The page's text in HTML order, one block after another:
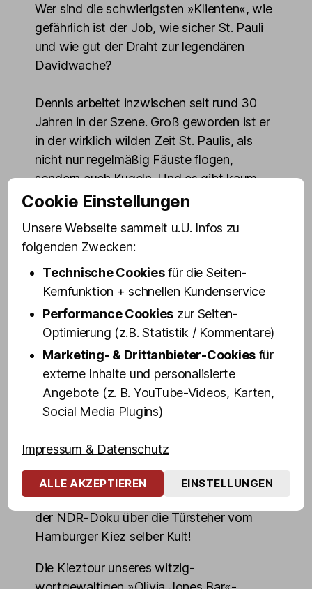
Wer sind die schwierigsten »Klienten«, wie
gefährlich ist der Job, wie sicher St. Pauli
und wie gut der Draht zur legendären
Davidwache?
Dennis arbeitet inzwischen seit rund 30
Jahren in der Szene. Groß geworden ist er
in der wirklich wilden Zeit St. Paulis, als
nicht nur regelmäßig Fäuste flogen,
sondern auch Kugeln. Und es gibt kaum
einen Laden rund um die Reeperbahn, mit
Erfahrungen gemacht hat. Zudem ist
Dennis auch ein echtes Urgestein der
Olivia Jones Familie: Seit 2008 gehört er
dazu, also genau seit dem Jahr, in der
Olivia Jones in der Großen Freiheit ihre
erste Bar eröffnete und damit den
Grundstein für ein kleines Kiez Imperium
legte.
»Früher haben Gäste Dennis gebeten, ein
Foto von mir mit den Gästen zu machen,
heute fragen mich Gäste, ob ich ein Foto
von ihnen mit Dennis schießen kann«,
erzählt Olivia Jones lachend. Kein Wunder,
denn Dennis Schmidt ist spätestens seit
der NDR-Doku über die Türsteher vom
Hamburger Kiez selber Kult!
Die Kieztour unseres witzig-
Cookie Einstellungen
Unsere Webseite sammelt u.U. Infos zu
folgenden Zwecken:
Technische Cookiesfür die Seiten-
Kernfunktion + schnellen Kundenservice
Performance Cookies zur Seiten-
Optimierung (z.B. Statistik / Kommentare)
Marketing- & Drittanbieter-Cookies für
externe Inhalte und personalisierte
Angebote (z. B. YouTube-Videos, Karten,
Social Media Plugins)
Impressum & Datenschutz
ALLE AKZEPTIEREN EINSTELLUNGEN